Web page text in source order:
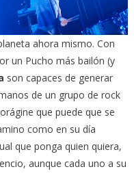
ahora mismo. Con
un Pucho más bailón (y
son capaces de generar
de un grupo de rock
que puede que se
como en su día
que ponga quien quiera,
aunque cada uno a su